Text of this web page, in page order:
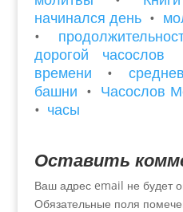
начинался день •
•
дорогой часослов
времени
•
башни • Часослов
• часы
Оставить
Ваш адрес email не будет
Обязательные поля